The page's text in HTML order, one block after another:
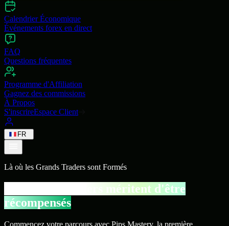
Calendrier Économique
Événements forex en direct
FAQ
Questions fréquentes
Programme d'Affiliation
Gagnez des commissions
À Propos
S'inscrireEspace Client
FR
Là où les Grands Traders sont Formés
Les grands traders méritent d'être
récompensés
Commencez votre parcours avec Pips Mastery, la première